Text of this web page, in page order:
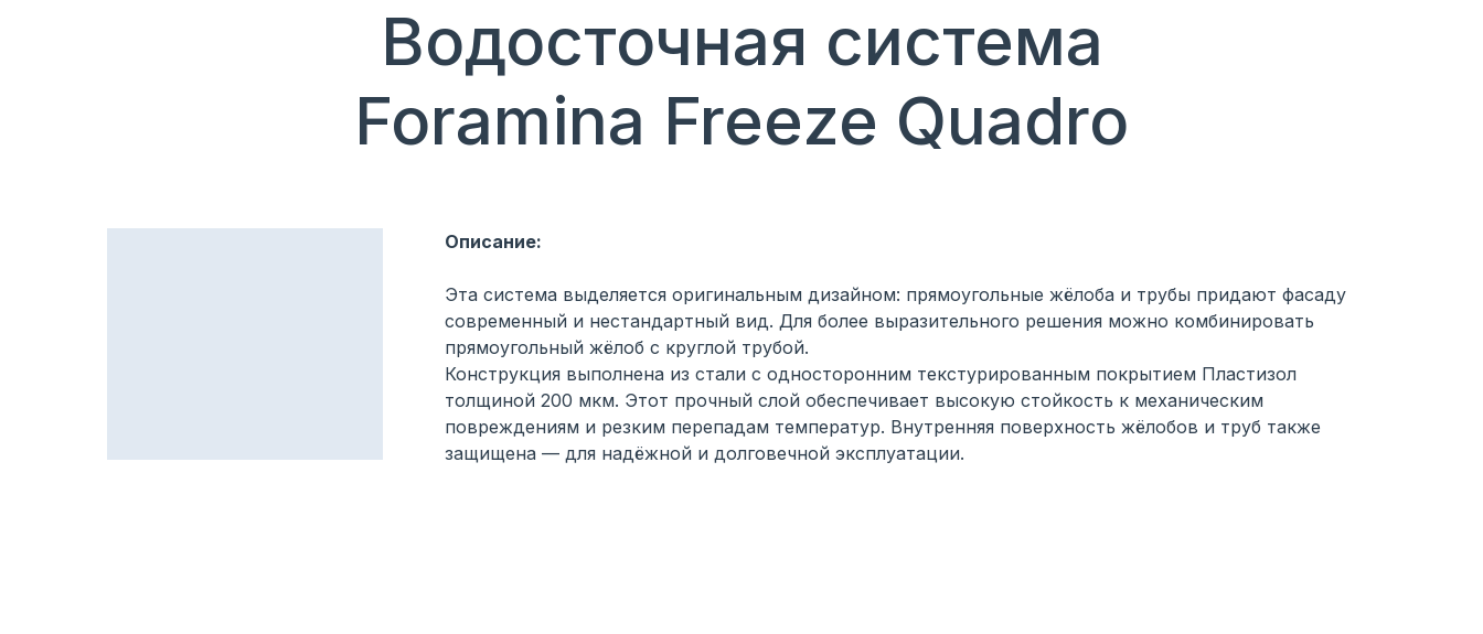
Описание:
Эта система выделяется оригинальным дизайном: прямоугольные жёлоба и трубы придают фасаду
современный и нестандартный вид. Для более выразительного решения можно комбинировать
прямоугольный жёлоб с круглой трубой.
Конструкция выполнена из стали с односторонним текстурированным покрытием Пластизол
толщиной 200 мкм. Этот прочный слой обеспечивает высокую стойкость к механическим
повреждениям и резким перепадам температур. Внутренняя поверхность жёлобов и труб также
защищена — для надёжной и долговечной эксплуатации.
Водосточная система
Foramina Freeze Quadro